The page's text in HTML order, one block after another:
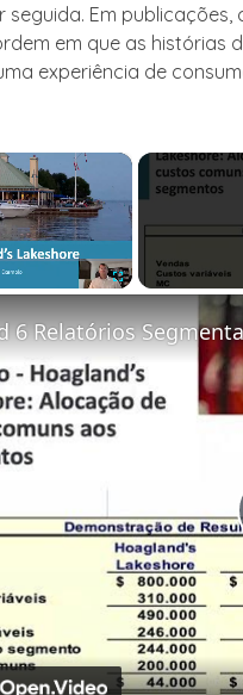
seguida. Em
em que as histórias
experiência de
×
6 Relatórios